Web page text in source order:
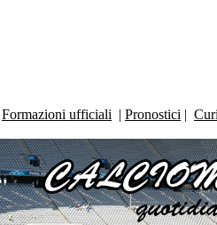
Formazioni ufficiali | Pronostici |